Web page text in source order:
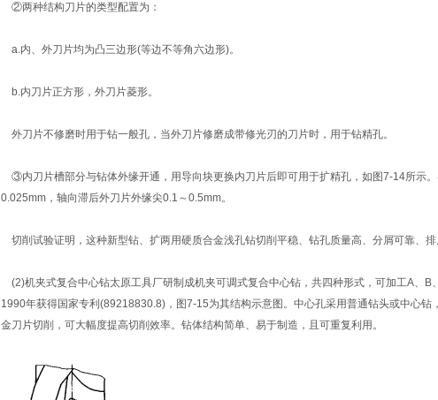
②两种结构刀片的类型配置为：
a.内、外刀片均为凸三边形(等边不等角六边形)。
b.内刀片正方形，外刀片菱形。
外刀片不修磨时用于钻一般孔，当外刀片修磨成带修光刃的刀片时，用于钻精孔。
③内刀片槽部分与钻体外缘开通，用导向块更换内刀片后即可用于扩精孔，如图7-14所示
0.025mm，轴向滞后外刀片外缘尖0.1～0.5mm。
切削试验证明，这种新型钻、扩两用硬质合金浅孔钻切削平稳、钻孔质量高、分屑可靠、排
(2)机夹式复合中心钻太原工具厂研制成机夹可调式复合中心钻，共四种形式，可加工A、B
1990年获得国家专利(89218830.8)，图7-15为其结构示意图。中心孔采用普通钻头或中心钻
金刀片切削，可大幅度提高切削效率。钻体结构简单、易于制造，且可重复利用。